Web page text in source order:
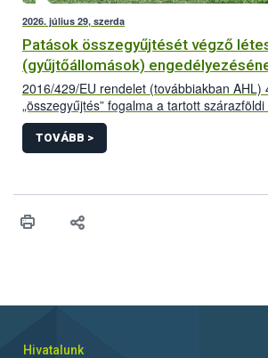
2026. július 29, szerda
Patások összegyűjtését végző
(gyűjtőállomások)
2016/429/EU rendelet (továbbiakban AHL)
„összegyűjtés” fogalma a tartott
létesítményből történő összegyűjtése az
vonatkozóan előírt minimum tartózkodási
időszakra vonatkozik,
TOVÁBB >
Hivatalunk